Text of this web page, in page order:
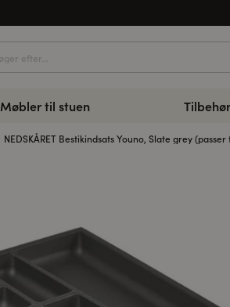
Møbler til stuen Tilbehør
NEDSKÅRET Bestikindsats Youno, Slate grey